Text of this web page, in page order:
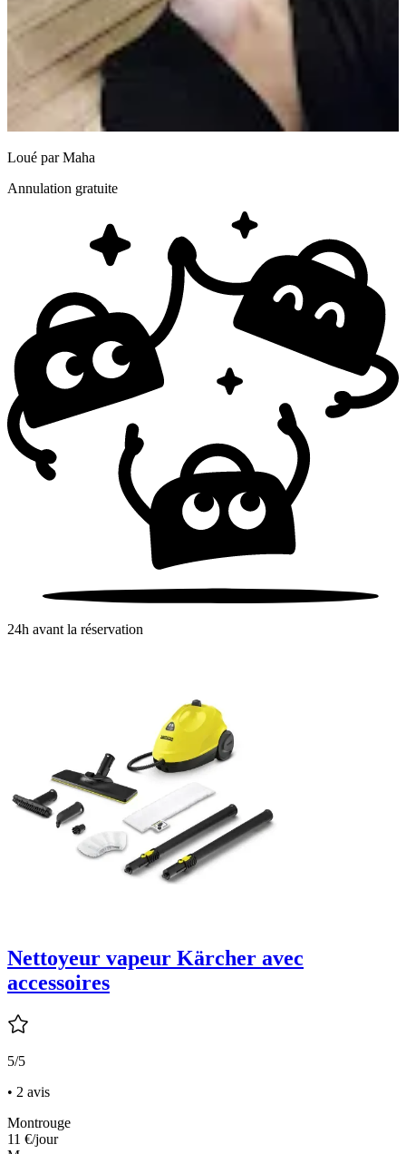
Loué parMaha
Annulation gratuite
24h avant la réservation
Nettoyeur vapeur Kärcher avec
accessoires
5/5
• 2 avis
Montrouge
11 €/jour